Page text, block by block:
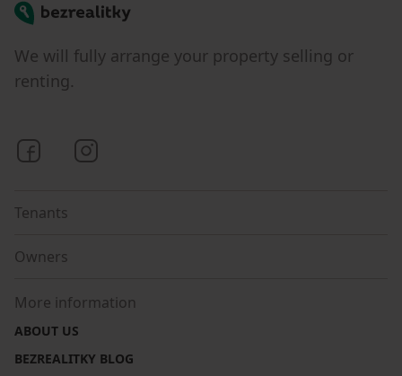
Bezrealitky
We will fully arrange your property selling or
renting.
Bezrealitky on Facebook
Tenants
Owners
More information
ABOUT US
BEZREALITKY BLOG